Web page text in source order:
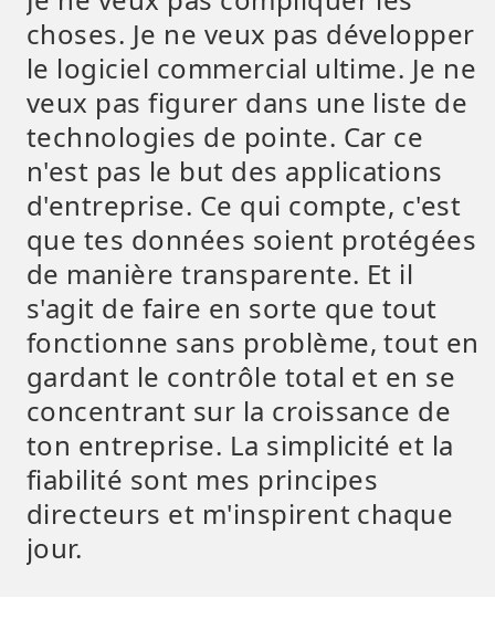
choses. Je ne veux pas développer
le logiciel commercial ultime. Je ne
veux pas figurer dans une liste de
technologies de pointe. Car ce
n'est pas le but des applications
d'entreprise. Ce qui compte, c'est
que tes données soient protégées
de manière transparente. Et il
s'agit de faire en sorte que tout
fonctionne sans problème, tout en
gardant le contrôle total et en se
concentrant sur la croissance de
ton entreprise. La simplicité et la
fiabilité sont mes principes
directeurs et m'inspirent chaque
jour.